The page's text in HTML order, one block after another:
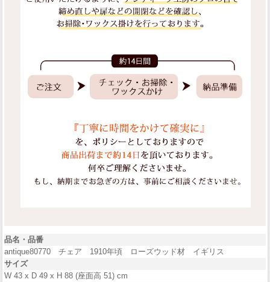
品名・品番
antique80770 チェア 1910年頃 ローズウッド材 イギリス
サイズ
W 43 x D 49 x H 88 (座面高 51) cm